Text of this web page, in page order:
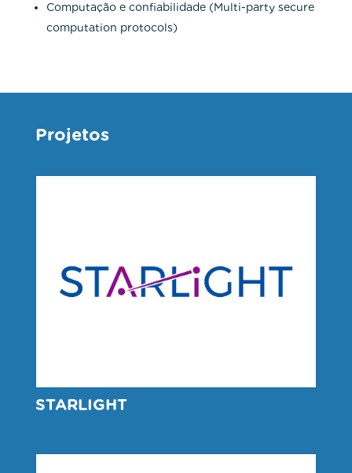
Computação e confiabilidade (Multi-party secure
computation protocols)
Projetos
STARLIGHT